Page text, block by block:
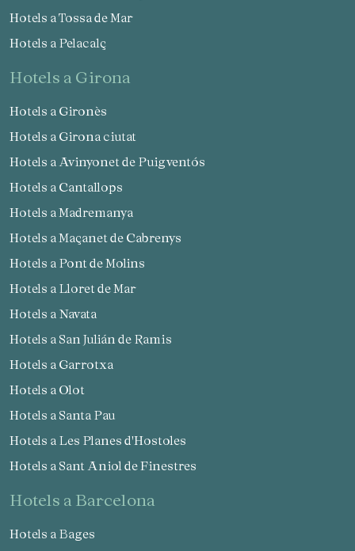
Hotels a Tossa de Mar
Hotels a Pelacalç
hotels a Girona
Hotels a Gironès
Hotels a Girona ciutat
Hotels a Avinyonet de Puigventós
Hotels a Cantallops
Hotels a Madremanya
Hotels a Maçanet de Cabrenys
Hotels a Pont de Molins
Hotels a Lloret de Mar
Hotels a Navata
Hotels a San Julián de Ramis
Hotels a Garrotxa
Hotels a Olot
Hotels a Santa Pau
Hotels a Les Planes d'Hostoles
Hotels a Sant Aniol de Finestres
hotels a Barcelona
Hotels a Bages